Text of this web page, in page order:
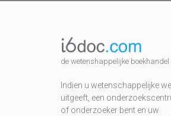
de wetenshappelijke boekhandel
Indien u wetenschappelijke
uitgeeft, een
of onderzoeker bent en uw